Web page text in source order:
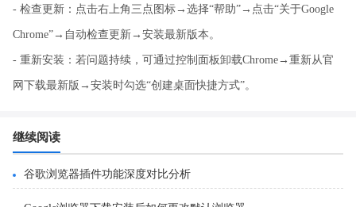
- 检查更新：点击右上角三点图标→选择“帮助”→点击“关于Google
Chrome”→自动检查更新→安装最新版本。
- 重新安装：若问题持续，可通过控制面板卸载Chrome→重新从官
网下载最新版→安装时勾选“创建桌面快捷方式”。
继续阅读
谷歌浏览器插件功能深度对比分析